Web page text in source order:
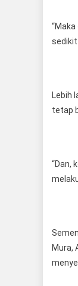
sedikit
Lebih
tetap
“Dan,
Mura,